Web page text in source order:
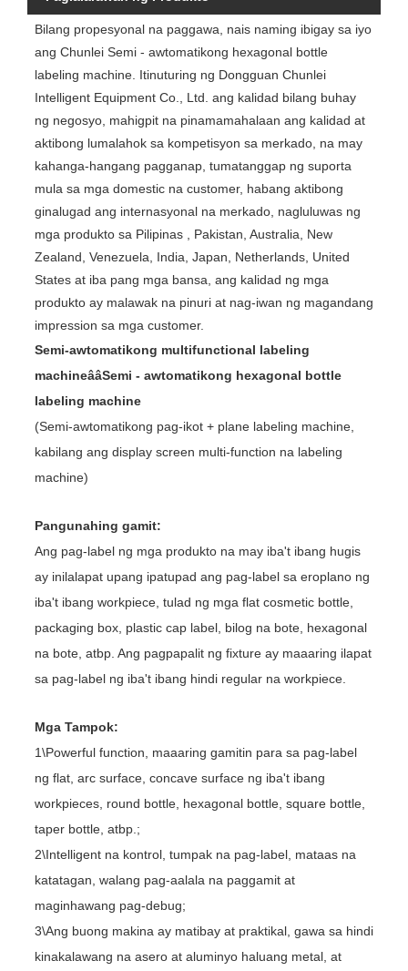
Bilang propesyonal na paggawa, nais naming ibigay sa iyo
ang Chunlei Semi - awtomatikong hexagonal bottle
labeling machine. Itinuturing ng Dongguan Chunlei
Intelligent Equipment Co., Ltd. ang kalidad bilang buhay
ng negosyo, mahigpit na pinamamahalaan ang kalidad at
aktibong lumalahok sa kompetisyon sa merkado, na may
kahanga-hangang pagganap, tumatanggap ng suporta
mula sa mga domestic na customer, habang aktibong
ginalugad ang internasyonal na merkado, nagluluwas ng
mga produkto sa Pilipinas , Pakistan, Australia, New
Zealand, Venezuela, India, Japan, Netherlands, United
States at iba pang mga bansa, ang kalidad ng mga
produkto ay malawak na pinuri at nag-iwan ng magandang
impression sa mga customer.
Semi-awtomatikong multifunctional labeling
machineââSemi - awtomatikong hexagonal bottle
labeling machine
(Semi-awtomatikong pag-ikot + plane labeling machine,
kabilang ang display screen multi-function na labeling
machine)
Pangunahing gamit:
Ang pag-label ng mga produkto na may iba't ibang hugis
ay inilalapat upang ipatupad ang pag-label sa eroplano ng
iba't ibang workpiece, tulad ng mga flat cosmetic bottle,
packaging box, plastic cap label, bilog na bote, hexagonal
na bote, atbp. Ang pagpapalit ng fixture ay maaaring ilapat
sa pag-label ng iba't ibang hindi regular na workpiece.
Mga Tampok:
1\Powerful function, maaaring gamitin para sa pag-label
ng flat, arc surface, concave surface ng iba't ibang
workpieces, round bottle, hexagonal bottle, square bottle,
taper bottle, atbp.;
2\Intelligent na kontrol, tumpak na pag-label, mataas na
katatagan, walang pag-aalala na paggamit at
maginhawang pag-debug;
3\Ang buong makina ay matibay at praktikal, gawa sa hindi
kinakalawang na asero at aluminyo haluang metal, at